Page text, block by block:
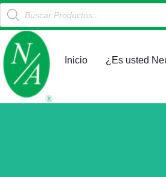
al
contenido
Products
search
Inicio ¿Es usted